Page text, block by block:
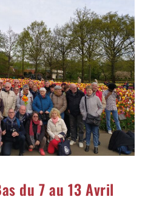
du 7 au 13 Avril